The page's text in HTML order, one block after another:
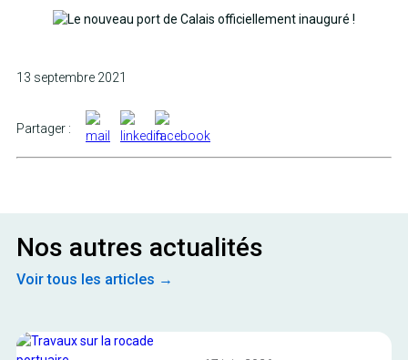
13 septembre 2021
Partager :
Nos autres actualités
Voir tous les articles →